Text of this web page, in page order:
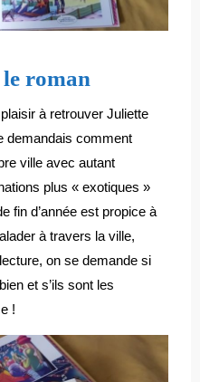
le roman
à retrouver Juliette
demandais comment
ville avec autant
plus « exotiques »
fin d’année est propice à
à travers la ville,
on se demande si
et s’ils sont les
!